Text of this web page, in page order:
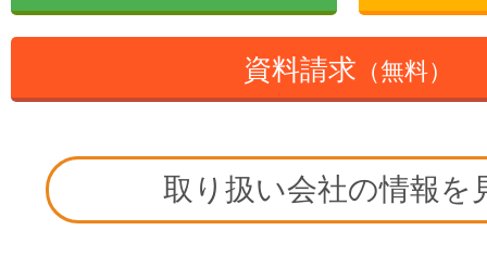
資料請求 （無料）
取り扱い会社の情報を